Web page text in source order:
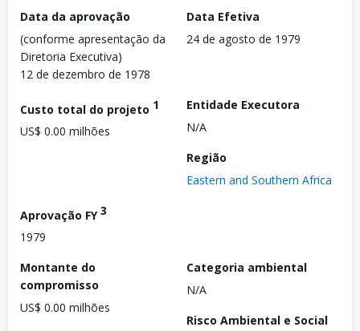
Data da aprovação
(conforme apresentação da
Diretoria Executiva)
12 de dezembro de 1978
Data Efetiva
24 de agosto de 1979
Custo total do projeto 1
US$ 0.00 milhões
Entidade Executora
N/A
Região
Eastern and Southern Africa
Aprovação FY3
1979
Montante do
compromisso
US$ 0.00 milhões
Categoria ambiental
N/A
Risco Ambiental e Social